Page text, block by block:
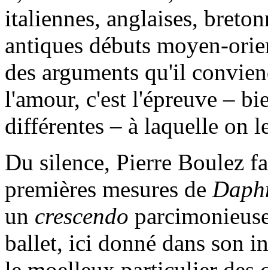
italiennes, anglaises,
antiques débuts moyen-
des arguments qu'il
l'amour, c'est l'épreuve –
différentes – à laquelle on
Du silence, Pierre Boulez
premières mesures de
un crescendo
ballet, ici donné dans son